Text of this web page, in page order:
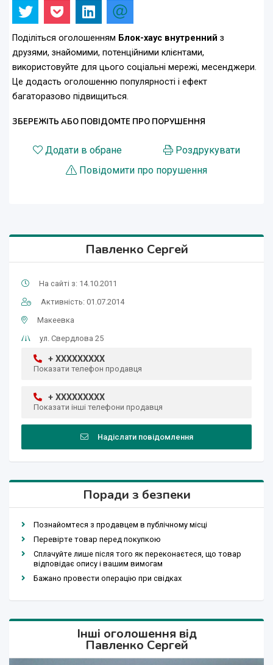
Поділіться оголошенням Блок-хаус внутренний з
друзями, знайомими, потенційними клієнтами,
використовуйте для цього соціальні мережі, месенджери.
Це додасть оголошенню популярності і ефект
багаторазово підвищиться.
ЗБЕРЕЖІТЬ АБО ПОВІДОМТЕ ПРО ПОРУШЕННЯ
Додати в обране
Роздрукувати
Повідомити про порушення
Павленко Сергей
На сайті з: 14.10.2011
Активність: 01.07.2014
Макеевка
ул. Свердлова 25
+ XXXXXXXXX
Показати телефон продавця
+ XXXXXXXXX
Показати інші телефони продавця
Надіслати повідомлення
Поради з безпеки
Познайомтеся з продавцем в публічному місці
Перевірте товар перед покупкою
Сплачуйте лише після того як переконаєтеся, що товар
відповідає опису і вашим вимогам
Бажано провести операцію при свідках
Інші оголошення від
Павленко Сергей